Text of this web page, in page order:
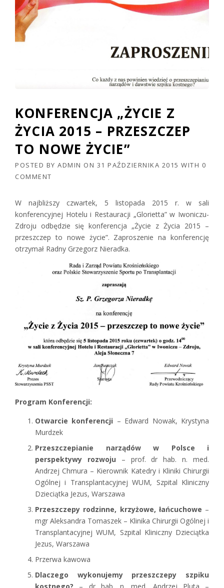
KONFERENCJA „ŻYCIE Z
ŻYCIA 2015 – PRZESZCZEP
TO NOWE ŻYCIE”
POSTED BY ADMIN ON 31 PAŹDZIERNIKA 2015 WITH 0
COMMENT
W najbliższy czwartek, 5 listopada 2015 r. w sali
konferencyjnej Hotelu i Restauracji „Glorietta” w Iwoniczu-
Zdroju odbędzie się konferencja „Życie z Życia 2015 –
przeszczep to nowe życie”. Zaproszenie na konferencję
otrzymał Radny Grzegorz Nieradka.
Program Konferencji:
Otwarcie konferencji – Edward Nowak, Krystyna
Murdzek
Przeszczepianie narządów w Polsce i
perspektywy rozwoju – prof. dr hab. n. med.
Andrzej Chmura – Kierownik Katedry i Kliniki Chirurgii
Ogólnej i Transplantacyjnej WUM, Szpital Kliniczny
Dzieciątka Jezus, Warszawa
Przeszczepy rodzinne, krzyżowe, łańcuchowe –
mgr Aleksandra Tomaszek – Klinika Chirurgii Ogólnej i
Transplantacyjnej WUM, Szpital Kliniczny Dzieciątka
Jezus, Warszawa
Przerwa kawowa
Dlaczego wykonujemy przeszczepy szpiku
kostnego? – dr hab. n. med. Andrzej Pluta –